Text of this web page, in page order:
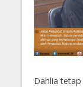
Dahlia